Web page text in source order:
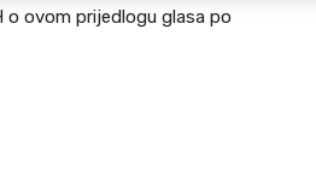
o ovom prijedlogu glasa po